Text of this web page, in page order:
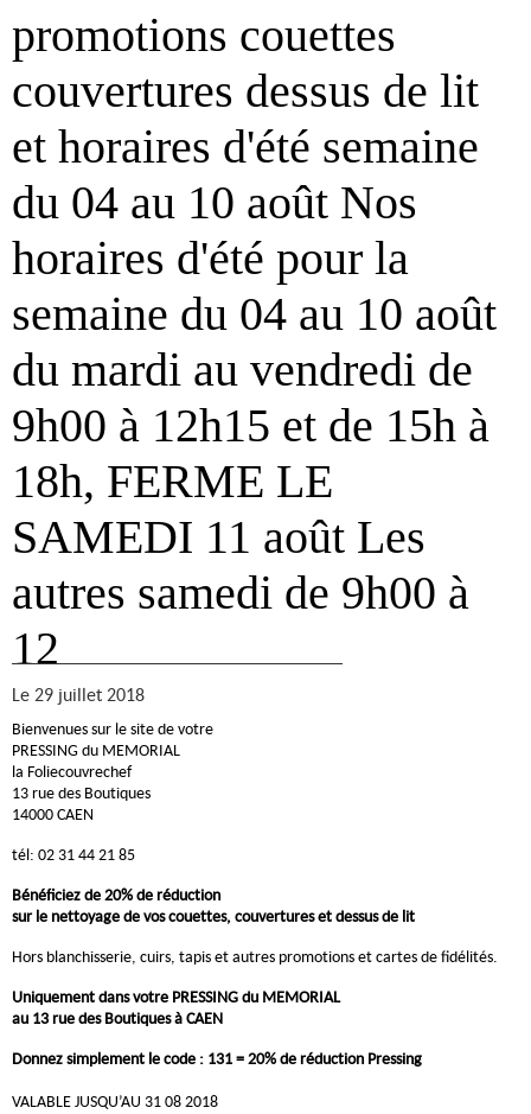
promotions couettes
couvertures dessus de lit
et horaires d'été semaine
du 04 au 10 août Nos
horaires d'été pour la
semaine du 04 au 10 août
du mardi au vendredi de
9h00 à 12h15 et de 15h à
18h, FERME LE
SAMEDI 11 août Les
autres samedi de 9h00 à
12
Le 29 juillet 2018
Bienvenues sur le site de votre
PRESSING du MEMORIAL
la Foliecouvrechef
13 rue des Boutiques
14000 CAEN
tél: 02 31 44 21 85
Bénéficiez de 20% de réduction
sur le nettoyage de vos couettes, couvertures et dessus de lit
Hors blanchisserie, cuirs, tapis et autres promotions et cartes de fidélités.
Uniquement dans votre PRESSING du MEMORIAL
au 13 rue des Boutiques à CAEN
Donnez simplement le code : 131 = 20% de réduction Pressing
VALABLE JUSQU’AU 31 08 2018